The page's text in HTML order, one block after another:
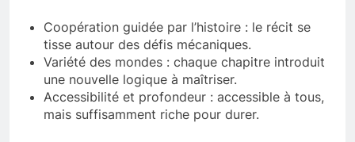
Coopération guidée par l’histoire : le récit se
tisse autour des défis mécaniques.
Variété des mondes : chaque chapitre introduit
une nouvelle logique à maîtriser.
Accessibilité et profondeur : accessible à tous,
mais suffisamment riche pour durer.